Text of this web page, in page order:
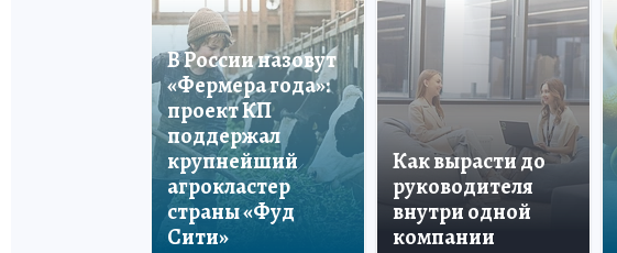
В России назовут
«Фермера года»:
проект КП
поддержал
крупнейший
агрокластер
страны «Фуд
Сити»
Как вырасти до
руководителя
внутри одной
компании